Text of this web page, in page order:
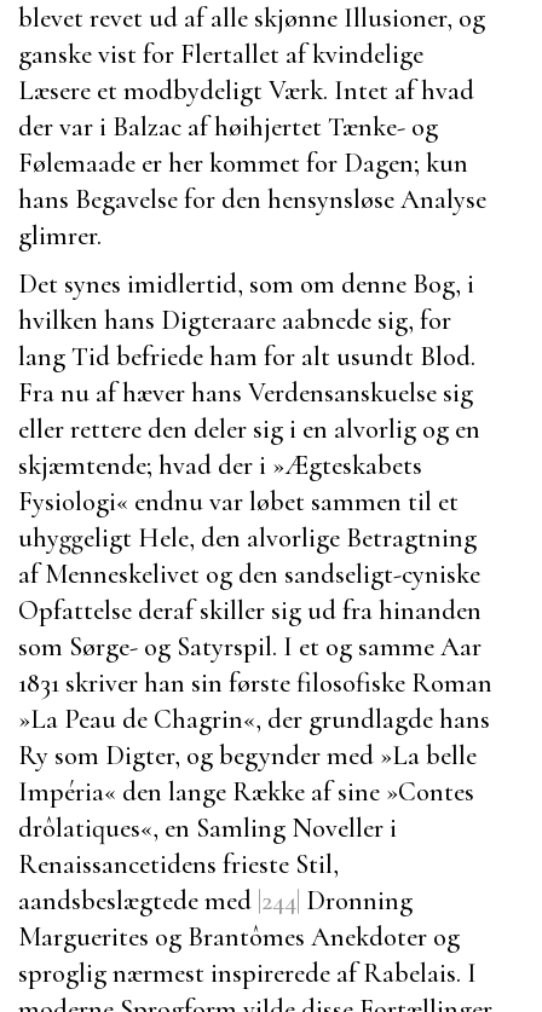
blevet revet ud af alle skjønne Illusioner, og
ganske vist for Flertallet af kvindelige
Læsere et modbydeligt Værk. Intet af hvad
der var i Balzac af høihjertet Tænke- og
Følemaade er her kommet for Dagen; kun
hans Begavelse for den hensynsløse Analyse
glimrer.
Det synes imidlertid, som om denne Bog, i
hvilken hans Digteraare aabnede sig, for
lang Tid befriede ham for alt usundt Blod.
Fra nu af hæver hans Verdensanskuelse sig
eller rettere den deler sig i en alvorlig og en
skjæmtende; hvad der i »Ægteskabets
Fysiologi« endnu var løbet sammen til et
uhyggeligt Hele, den alvorlige Betragtning
af Menneskelivet og den sandseligt-cyniske
Opfattelse deraf skiller sig ud fra hinanden
som Sørge- og Satyrspil. I et og samme Aar
1831 skriver han sin første filosofiske Roman
»La Peau de Chagrin«, der grundlagde hans
Ry som Digter, og begynder med »La belle
Impéria« den lange Række af sine »Contes
drôlatiques«, en Samling Noveller i
Renaissancetidens frieste Stil,
aandsbeslægtede med |244| Dronning
Marguerites og Brantômes Anekdoter og
sproglig nærmest inspirerede afRabelais. I